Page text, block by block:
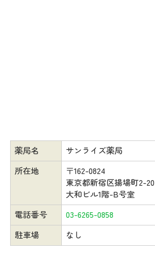
薬局名
サンライズ薬局
所在地
〒162-0824
東京都新宿区揚場町2-20
大和ビル1階-B号室
電話番号
03-6265-0858
駐車場
なし